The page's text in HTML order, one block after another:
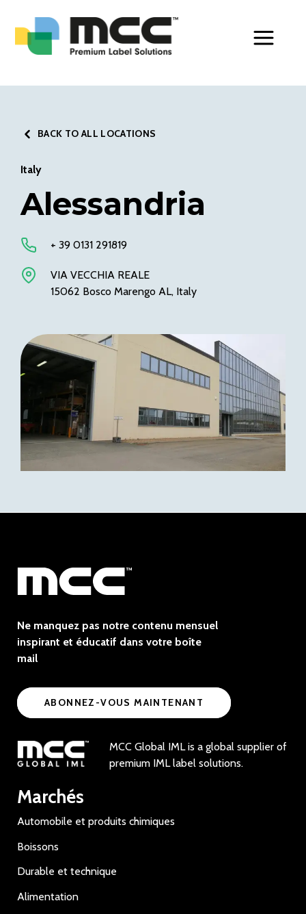
BACK TO ALL LOCATIONS
Italy
Alessandria
+ 39 0131 291819
VIA VECCHIA REALE
15062 Bosco Marengo AL, Italy
Ne manquez pas notre contenu mensuel
inspirant et éducatif dans votre boîte
mail
ABONNEZ-VOUS MAINTENANT
MCC Global IML is a global supplier of
premium IML label solutions.
Marchés
Automobile et produits chimiques
Boissons
Durable et technique
Alimentation